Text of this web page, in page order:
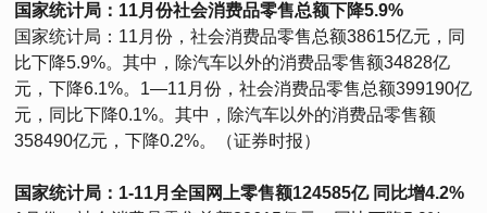
国家统计局：11月份社会消费品零售总额下降5.9%
国家统计局：11月份，社会消费品零售总额38615亿元，同
比下降5.9%。其中，除汽车以外的消费品零售额34828亿
元，下降6.1%。1—11月份，社会消费品零售总额399190亿
元，同比下降0.1%。其中，除汽车以外的消费品零售额
358490亿元，下降0.2%。（证券时报）
国家统计局：1-11月全国网上零售额124585亿 同比增4.2%